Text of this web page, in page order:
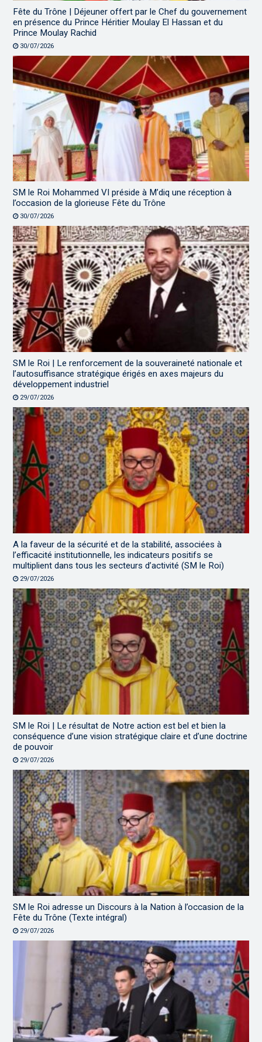
Fête du Trône | Déjeuner offert par le Chef du gouvernement
en présence du Prince Héritier Moulay El Hassan et du
Prince Moulay Rachid
30/07/2026
SM le Roi Mohammed VI préside à M’diq une réception à
l’occasion de la glorieuse Fête du Trône
30/07/2026
SM le Roi | Le renforcement de la souveraineté nationale et
l’autosuffisance stratégique érigés en axes majeurs du
développement industriel
29/07/2026
A la faveur de la sécurité et de la stabilité, associées à
l’efficacité institutionnelle, les indicateurs positifs se
multiplient dans tous les secteurs d’activité (SM le Roi)
29/07/2026
SM le Roi | Le résultat de Notre action est bel et bien la
conséquence d’une vision stratégique claire et d’une doctrine
de pouvoir
29/07/2026
SM le Roi adresse un Discours à la Nation à l’occasion de la
Fête du Trône (Texte intégral)
29/07/2026